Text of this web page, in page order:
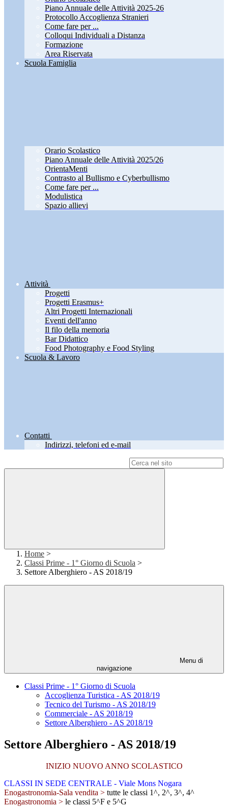
Piano Annuale delle Attività 2025-26
Protocollo Accoglienza Stranieri
Come fare per ...
Colloqui Individuali a Distanza
Formazione
Area Riservata
Scuola Famiglia
Orario Scolastico
Piano Annuale delle Attività 2025/26
OrientaMenti
Contrasto al Bullismo e Cyberbullismo
Come fare per ...
Modulistica
Spazio allievi
Attività
Progetti
Progetti Erasmus+
Altri Progetti Internazionali
Eventi dell'anno
Il filo della memoria
Bar Didattico
Food Photography e Food Styling
Scuola & Lavoro
Contatti
Indirizzi, telefoni ed e-mail
Home >
Classi Prime - 1° Giorno di Scuola >
Settore Alberghiero - AS 2018/19
Menu di
navigazione
Classi Prime - 1° Giorno di Scuola
Accoglienza Turistica - AS 2018/19
Tecnico del Turismo - AS 2018/19
Commerciale - AS 2018/19
Settore Alberghiero - AS 2018/19
Settore Alberghiero - AS 2018/19
INIZIO NUOVO ANNO SCOLASTICO
CLASSI IN SEDE CENTRALE - Viale Mons Nogara
Enogastronomia-Sala vendita > tutte le classi 1^, 2^, 3^, 4^
Enogastronomia > le classi 5^F e 5^G